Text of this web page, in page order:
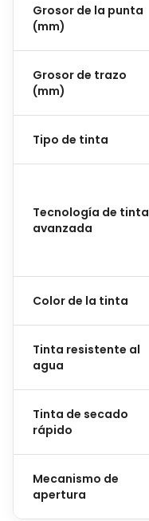
Grosor de la punta
(mm)
Grosor de trazo
(mm)
Tipo de tinta
Tecnología de tinta
avanzada
Color de la tinta
Tinta resistente al
agua
Tinta de secado
rápido
Mecanismo de
apertura